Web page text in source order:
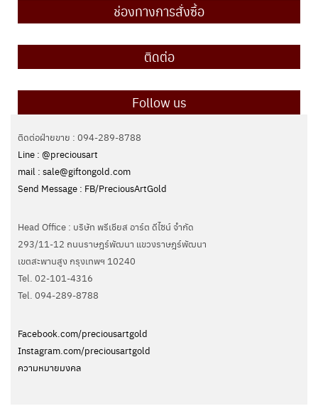
ช่องทางการสั่งซื้อ
ติดต่อ
Follow us
ติดต่อฝ่ายขาย : 094-289-8788
Line : @preciousart
mail : sale@giftongold.com
Send Message : FB/PreciousArtGold
Head Office : บริษัท พรีเชียส อาร์ต ดีไซน์ จำกัด
293/11-12 ถนนราษฎร์พัฒนา แขวงราษฎร์พัฒนา
เขตสะพานสูง กรุงเทพฯ 10240
Tel. 02-101-4316
Tel. ‭094-289-8788‬
Facebook.com/preciousartgold
Instagram.com/preciousartgold
ความหมายมงคล